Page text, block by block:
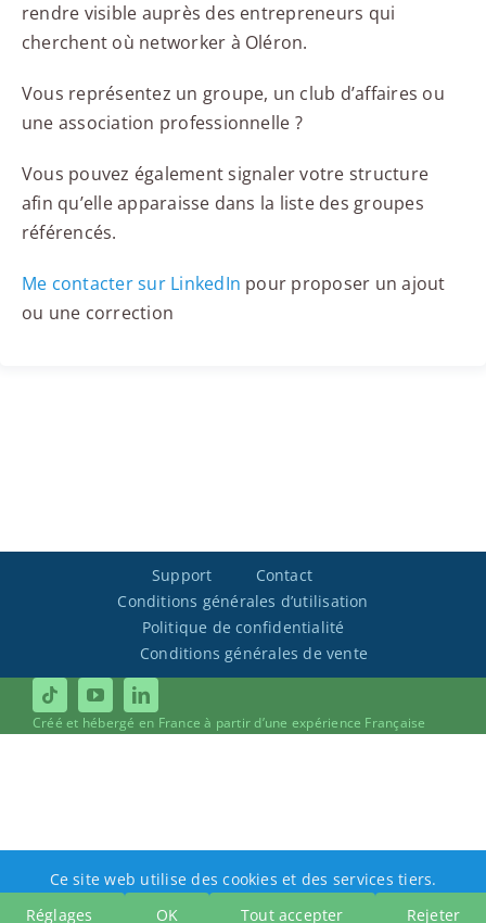
rendre visible auprès des entrepreneurs qui
cherchent où networker à Oléron.
Vous représentez un groupe, un club d’affaires ou
une association professionnelle ?
Vous pouvez également signaler votre structure
afin qu’elle apparaisse dans la liste des groupes
référencés.
Me contacter sur LinkedIn pour proposer un ajout
ou une correction
Support
Contact
Conditions générales d’utilisation
Politique de confidentialité
Conditions générales de vente
Créé et hébergé en France à partir d’une expérience Française
Ce site web utilise des cookies et des services tiers.
Réglages
OK Tout accepter Rejeter